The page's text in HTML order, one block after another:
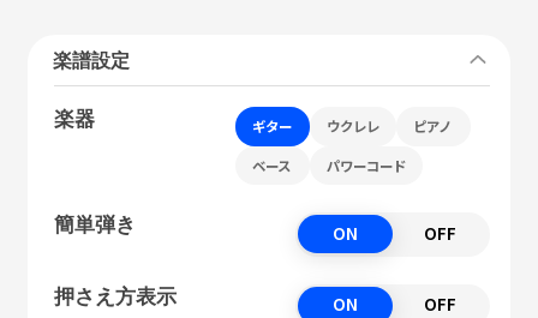
楽譜設定
楽器 ギター ウクレレ ピアノ
ベース パワーコード
簡単弾き ON OFF
押さえ方表示 ON OFF